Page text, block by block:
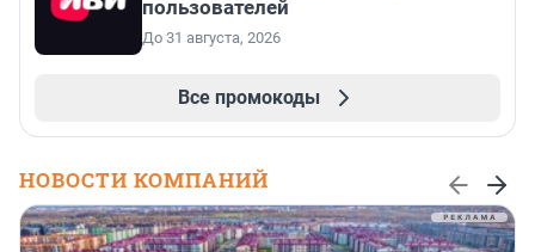
пользователей
До 31 августа, 2026
Все промокоды
НОВОСТИ КОМПАНИЙ